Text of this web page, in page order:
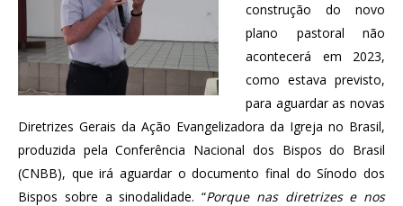
construção do novo
plano pastoral não
acontecerá em 2023,
como estava previsto,
para aguardar as novas
Diretrizes Gerais da Ação Evangelizadora da Igreja no Brasil,
produzida pela Conferência Nacional dos Bispos do Brasil
(CNBB), que irá aguardar o documento final do Sínodo dos
Bispos sobre a sinodalidade. “Porque nas diretrizes e nos